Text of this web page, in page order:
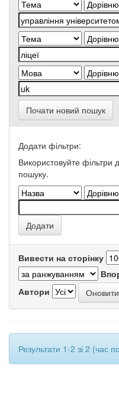
Почати новий пошук
Додати фільтри:
Використовуйте фільтри
пошуку.
Вивести на сторінку
Автори
Результати 1-2 зі 2 (час